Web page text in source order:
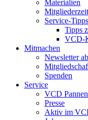
Materialien
Service-Tipps
Tipps
VCD-
Mitmachen
Newsletter
Spenden
Service
VCD
Presse
Aktiv im